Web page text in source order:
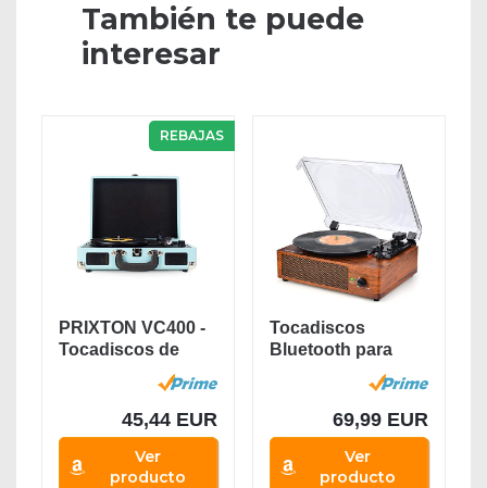
También te puede
interesar
REBAJAS
PRIXTON VC400 -
Tocadiscos de
Vinilo Vintage,...
45,44 EUR
Ver
producto
Tocadiscos
Bluetooth para
Discos de Vinilo...
69,99 EUR
Ver
producto